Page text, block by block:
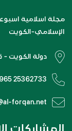
مجلة اسلامية
الإسلامي-الكويت
دولة الكويت -
25362733
forqan.net